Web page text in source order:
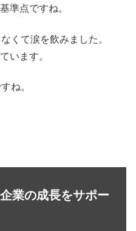
準点ですね。
くて涙を飲みました。
います。
ね。
業の成長をサポー